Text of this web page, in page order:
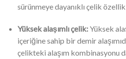
sürünmeye dayanıklı çelik
Yüksek alaşımlı çelik:Yüksek
içeriğine sahip bir demir
çelikteki alaşım kombinasyonu